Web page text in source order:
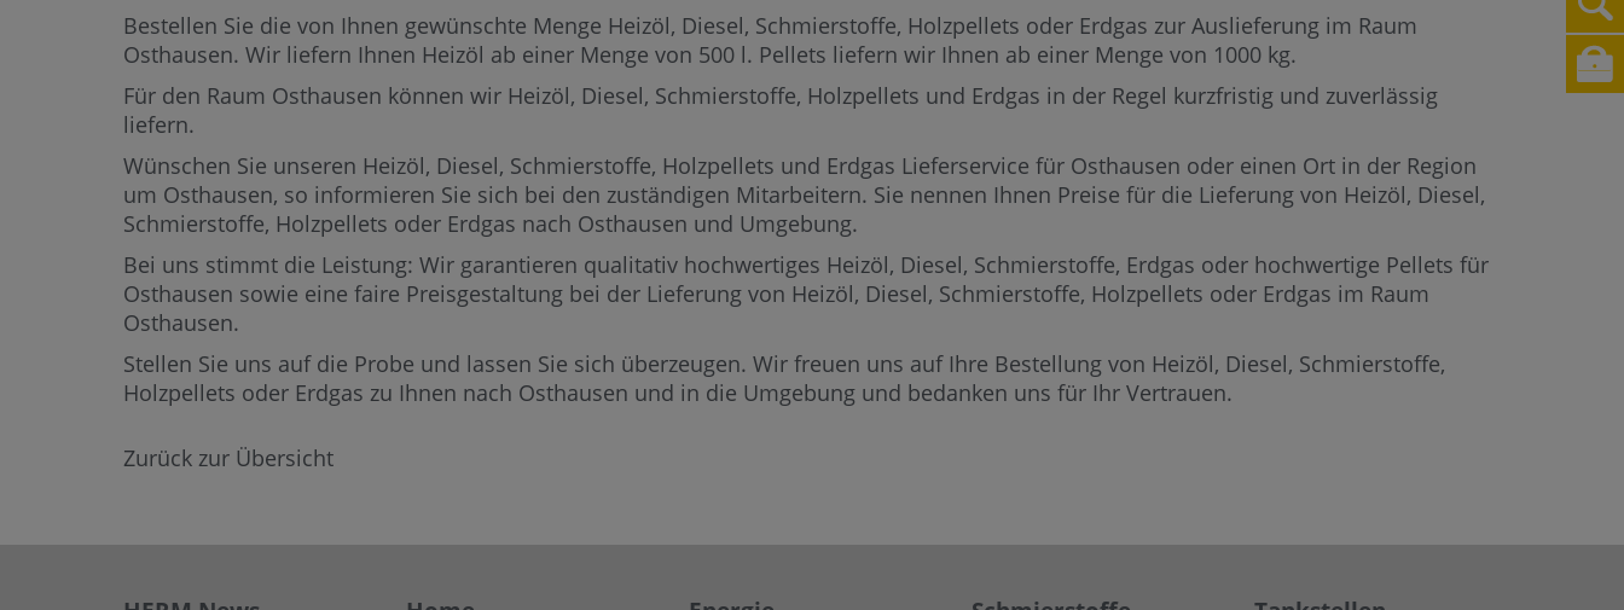
Bestellen Sie die von Ihnen gewünschte Menge Heizöl, Diesel, Schmierstoffe, Holzpellets oder Erdgas zur Auslieferung im Raum
Osthausen. Wir liefern Ihnen Heizöl ab einer Menge von 500 l. Pellets liefern wir Ihnen ab einer Menge von 1000 kg.
Für den Raum Osthausen können wir Heizöl, Diesel, Schmierstoffe, Holzpellets und Erdgas in der Regel kurzfristig und zuverlässig
liefern.
Wünschen Sie unseren Heizöl, Diesel, Schmierstoffe, Holzpellets und Erdgas Lieferservice für Osthausen oder einen Ort in der Region
um Osthausen, so informieren Sie sich bei den zuständigen Mitarbeitern. Sie nennen Ihnen Preise für die Lieferung von Heizöl, Diesel,
Schmierstoffe, Holzpellets oder Erdgas nach Osthausen und Umgebung.
Bei uns stimmt die Leistung: Wir garantieren qualitativ hochwertiges Heizöl, Diesel, Schmierstoffe, Erdgas oder hochwertige Pellets für
Osthausen sowie eine faire Preisgestaltung bei der Lieferung von Heizöl, Diesel, Schmierstoffe, Holzpellets oder Erdgas im Raum
Osthausen.
Stellen Sie uns auf die Probe und lassen Sie sich überzeugen. Wir freuen uns auf Ihre Bestellung von Heizöl, Diesel, Schmierstoffe,
Holzpellets oder Erdgas zu Ihnen nach Osthausen und in die Umgebung und bedanken uns für Ihr Vertrauen.
Zurück zur Übersicht